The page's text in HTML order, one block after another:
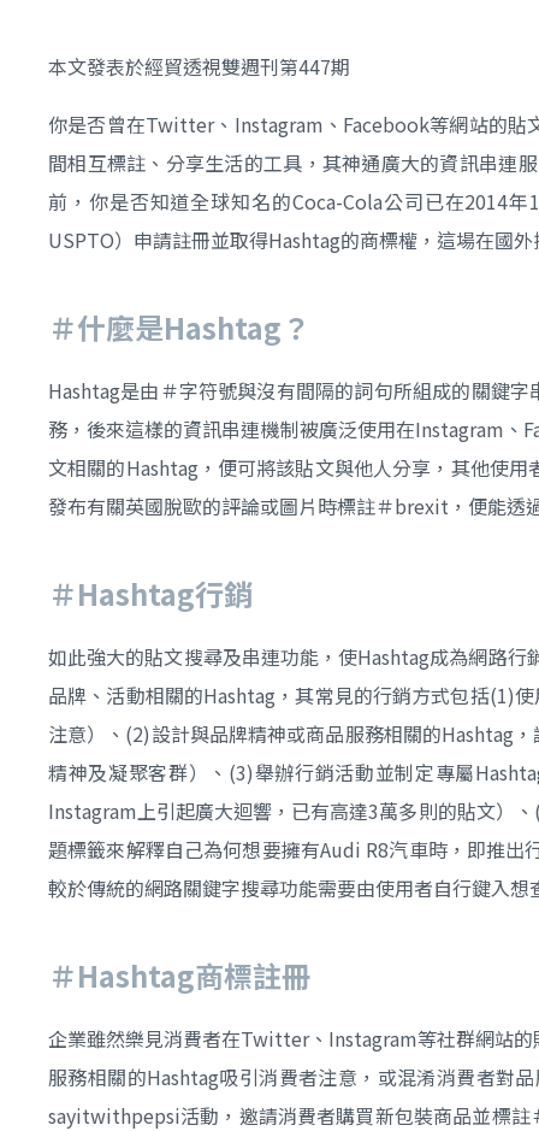
本文發表於經貿透視雙週刊第447期
你是否曾在Twitter、Instagram、Facebook等網站的貼
間相互標註、分享生活的工具，其神通廣大的資訊串連
前，你是否知道全球知名的Coca-Cola公司已在2014
USPTO）申請註冊並取得Hashtag的商標權，這場在國
＃什麼是Hashtag？
Hashtag是由＃字符號與沒有間隔的詞句所組成的關鍵
務，後來這樣的資訊串連機制被廣泛使用在Instagram
文相關的Hashtag，便可將該貼文與他人分享，其他使
發布有關英國脫歐的評論或圖片時標註＃brexit，便能
＃Hashtag行銷
如此強大的貼文搜尋及串連功能，使Hashtag成為網路
品牌、活動相關的Hashtag，其常見的行銷方式包括(1)
注意）、(2)設計與品牌精神或商品服務相關的Hashtag
精神及凝聚客群）、(3)舉辦行銷活動並制定專屬
Instagram上引起廣大迴響，已有高達3萬多則的貼文）
題標籤來解釋自己為何想要擁有Audi R8汽車時，即推
較於傳統的網路關鍵字搜尋功能需要由使用者自行鍵入
＃Hashtag商標註冊
企業雖然樂見消費者在Twitter、Instagram等社群網站
服務相關的Hashtag吸引消費者注意，或混淆消費者對
sayitwithpepsi活動，邀請消費者購買新包裝商品並標